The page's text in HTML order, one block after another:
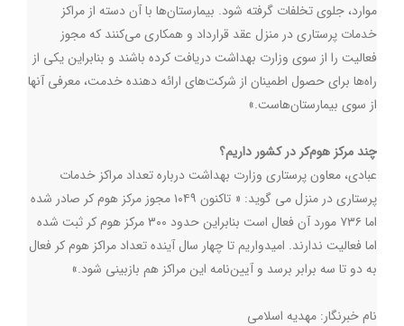
موارد، جلوی تخلفات گرفته شود. بیمارستان‌ها با آن دسته از مراکز
خدمات پرستاری در منزل عقد قرارداد و همکاری می‌کنند که مجوز
فعالیت را از سوی وزارت بهداشت دریافت کرده‌ باشند و بنابراین یکی از
راه‌ها برای حصول اطمینان از شرکت‌های ارائه دهنده خدمت، معرفی آنها
از سوی بیمارستان‌هاست.»
چند مرکز هوم‌کر در کشور داریم؟
عبادی، معاون پرستاری وزارت بهداشت درباره تعداد مراکز خدمات
پرستاری در منزل می گوید: « تاکنون ۱۰۴۹ مجوز مرکز هوم کر صادر شده
اما ۷۳۶ مورد آن فعال است بنابراین حدود ۳۰۰ مرکز هوم کر ثبت شده
اما فعالیت ندارند. امیدواریم تا چهار سال آینده تعداد مراکز هوم کر فعال
به دو تا سه برابر برسد و آیین‌نامه این مراکز هم بازبینی شود.»
نام خبرنگار: مهدیه اسلامی